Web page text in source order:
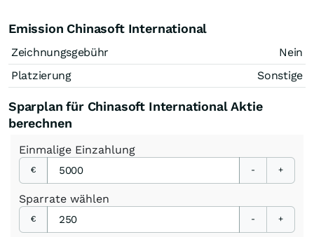
Emission Chinasoft International
Zeichnungsgebühr
Nein
Platzierung
Sonstige
Sparplan für Chinasoft International Aktie
berechnen
Einmalige Einzahlung
€ - +
Sparrate wählen
€ - +